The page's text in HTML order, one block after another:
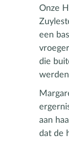
Onze
een
die
aan
dat de